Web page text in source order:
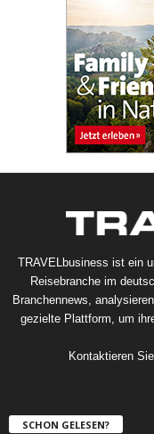
TRAVELbusiness ist ein
Reisebranche im
Branchennews,
gezielte Plattform, um
Kontaktieren
SCHON GELESEN?